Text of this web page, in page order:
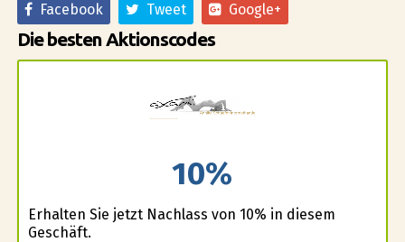
Facebook
Tweet Google+
Die besten Aktionscodes
10%
Erhalten Sie jetzt Nachlass von 10% in diesem
Geschäft.